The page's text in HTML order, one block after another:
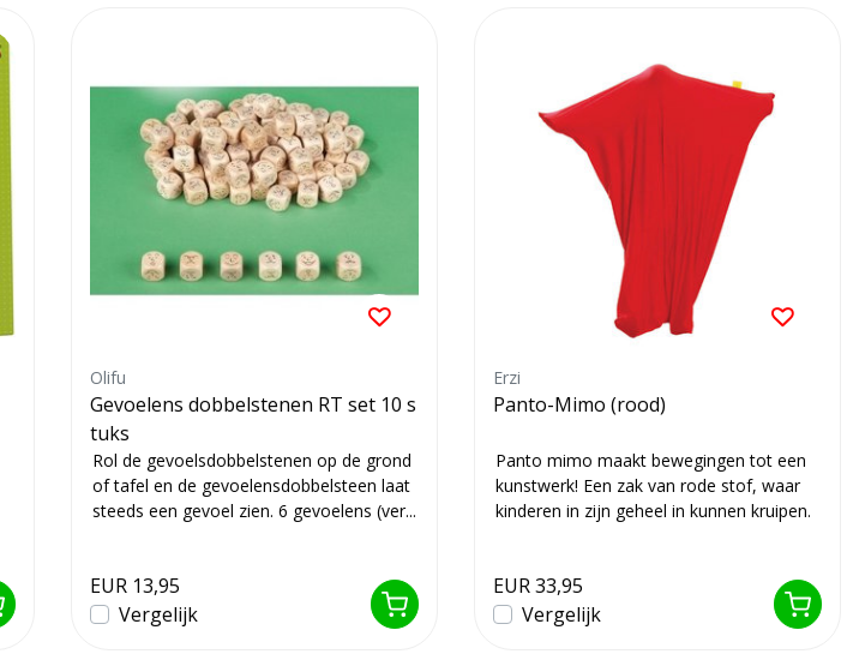
Olifu
Gevoelens dobbelstenen RT set 10 s
tuks
Rol de gevoelsdobbelstenen op de grond
of tafel en de gevoelensdobbelsteen laat
steeds een gevoel zien. 6 gevoelens (ver...
EUR 13,95
Vergelijk
Erzi
Panto-Mimo (rood)
Panto mimo maakt bewegingen tot een
kunstwerk! Een zak van rode stof, waar
kinderen in zijn geheel in kunnen kruipen.
EUR 33,95
Vergelijk